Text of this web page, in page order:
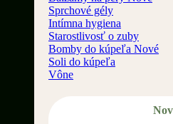
Sprchové gély
Intímna hygiena
Starostlivosť o zuby
Bomby do kúpeľa
Soli do kúpeľa
Vône